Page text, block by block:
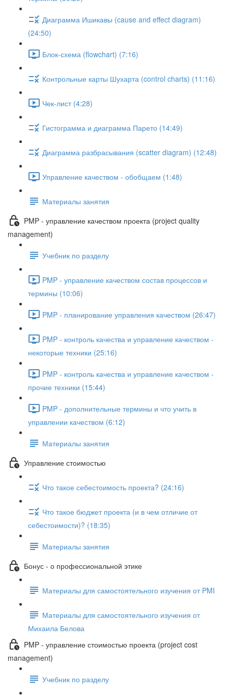
Диаграмма Ишикавы (cause and effect diagram)
(24:50)
Блок-схема (flowchart) (7:16)
Контрольные карты Шухарта (control charts) (11:16)
Чек-лист (4:28)
Гистограмма и диаграмма Парето (14:49)
Диаграмма разбрасывания (scatter diagram) (12:48)
Управление качеством - обобщаем (1:48)
Материалы занятия
PMP - управление качеством проекта (project quality
management)
Учебник по разделу
PMP - управление качеством состав процессов и
термины (10:06)
PMP - планирование управления качеством (26:47)
PMP - контроль качества и управление качеством -
некоторые техники (25:16)
PMP - контроль качества и управление качеством -
прочие техники (15:44)
PMP - дополнительные термины и что учить в
управлении качеством (6:12)
Материалы занятия
Управление стоимостью
Что такое себестоимость проекта? (24:16)
Что такое бюджет проекта (и в чем отличие от
себестоимости)? (18:35)
Материалы занятия
Бонус - о профессиональной этике
Материалы для самостоятельного изучения от PMI
Материалы для самостоятельного изучения от
Михаила Белова
PMP - управление стоимостью проекта (project cost
management)
Учебник по разделу